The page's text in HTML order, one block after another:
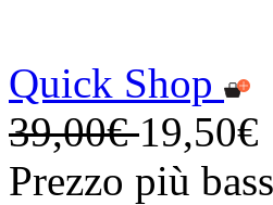
Quick Shop
39,00€19,50€
Prezzo più